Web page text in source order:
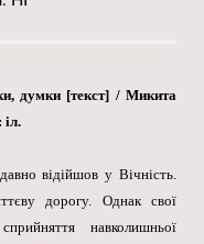
думки [текст] / Микита
відійшов у Вічність.
дорогу. Однак свої
навколишньої